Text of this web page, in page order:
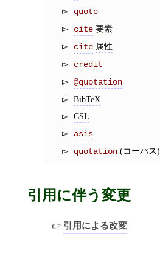
quote
cite 要素
cite 属性
credit
@quotation
BibTeX
CSL
asis
quotation (コーパス)
引用に伴う変更
引用による改変